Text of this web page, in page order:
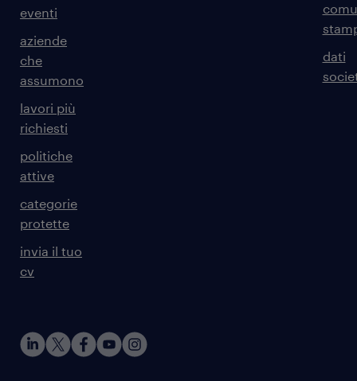
eventi
aziende
che
assumono
lavori più
richiesti
politiche
attive
categorie
protette
invia il tuo
cv
dati